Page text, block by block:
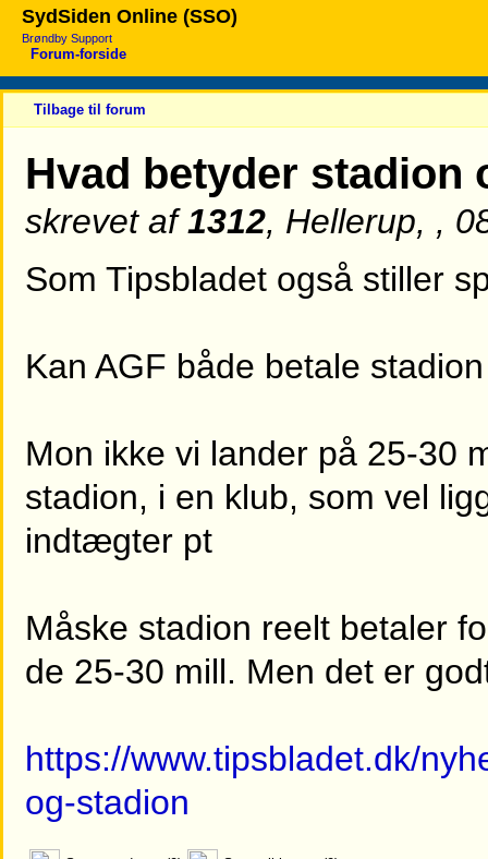
SydSiden Online (SSO)
Brøndby Support
Forum-forside
Tilbage til forum
Hvad betyder
skrevet af1312, Hellerup, ,
Som Tipsbladet også stiller
Kan AGF både betale
Mon ikke vi lander på 25-30
stadion, i en klub, som vel
indtægter pt
Måske stadion reelt betaler
de 25-30 mill. Men det er
https://www.tipsbladet.dk/
og-stadion